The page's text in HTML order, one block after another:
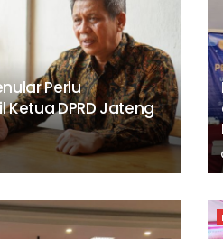
Perlu
Ketua DPRD Jateng